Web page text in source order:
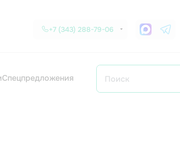
+7 (343) 288-79-06
Спецпредложения